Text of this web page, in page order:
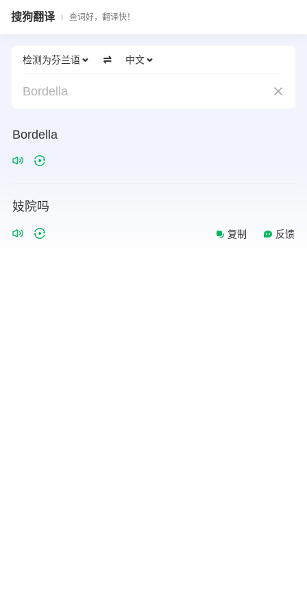
搜狗翻译 查词好，翻译快！
检测为芬兰语 中文
Bordella
Bordella
妓院吗
复制 反馈